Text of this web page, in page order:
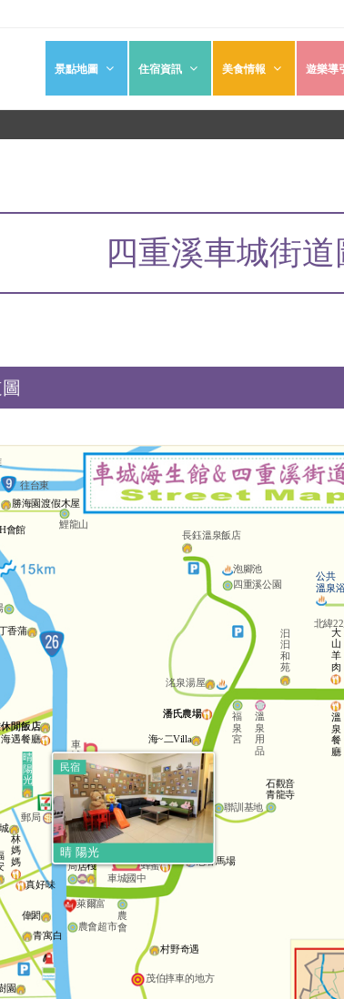
景點地圖 住宿資訊 美食情報 遊樂導引
四重溪車城街道
民宿
晴 陽光
H會館
勝海園渡假木屋
鯉龍山
往台東
四重溪公園
公共
溫泉
大
山
羊
肉
溫
泉
餐
廳
溫
泉
用
品
福
泉
宮
泡腳池
聯訓基地
石觀音
青龍寺
悠客馬場
車城國中
晴
警
察
局
農
會
萊爾富
農會超市
車
城
國
小
郵局
林
媽
媽
真好味
偉閎
茂伯摔車的地方
園
晴
陽
光
村野奇遇
潘氏農場
潘氏農場
香蒲
背
包
客
棧
租
車
店
閒飯店
閒飯店
海遇餐廳
海~二Villa
北緯
洺泉湯屋
青寓白
汩
汩
和
苑
長鈺溫泉飯店
蜂蜜